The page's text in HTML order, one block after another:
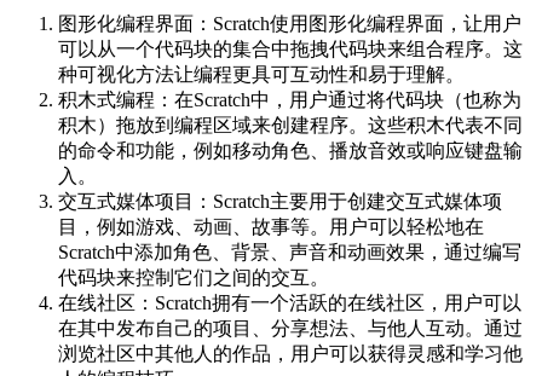
图形化编程界面：Scratch使用图形化编程界面，让用户
可以从一个代码块的集合中拖拽代码块来组合程序。这
种可视化方法让编程更具可互动性和易于理解。
积木式编程：在Scratch中，用户通过将代码块（也称为
积木）拖放到编程区域来创建程序。这些积木代表不同
的命令和功能，例如移动角色、播放音效或响应键盘输
入。
交互式媒体项目：Scratch主要用于创建交互式媒体项
目，例如游戏、动画、故事等。用户可以轻松地在
Scratch中添加角色、背景、声音和动画效果，通过编写
代码块来控制它们之间的交互。
在线社区：Scratch拥有一个活跃的在线社区，用户可以
在其中发布自己的项目、分享想法、与他人互动。通过
浏览社区中其他人的作品，用户可以获得灵感和学习他